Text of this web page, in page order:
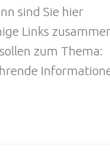
sind Sie hier
Links
zum Thema: